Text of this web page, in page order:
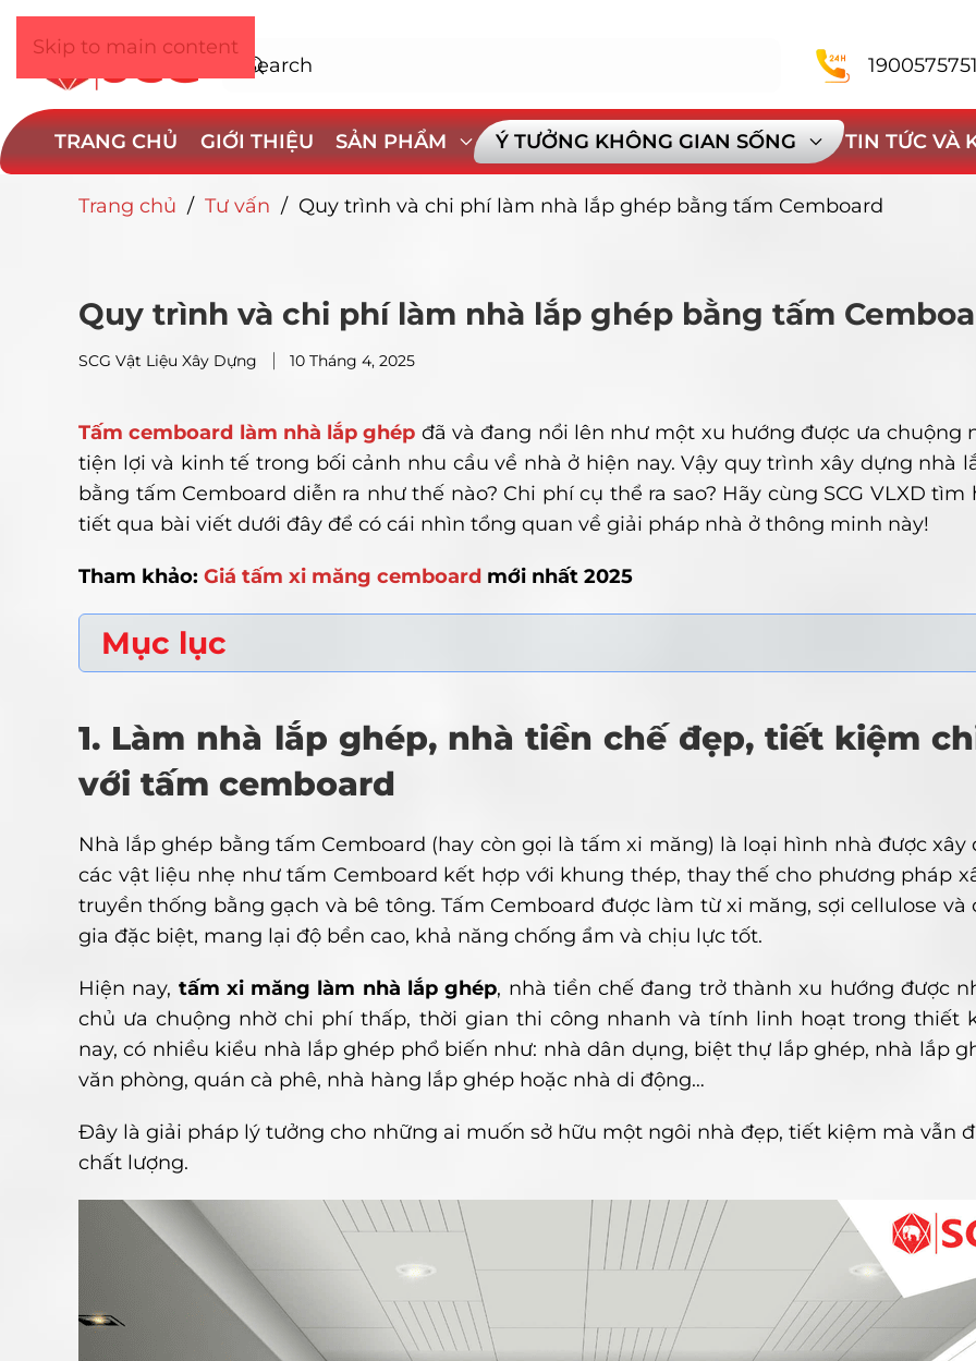
Skip to main content
TRANG CHỦ GIỚI THIỆU SẢN PHẨM Ý TƯỞNG KHÔNG GIAN SỐNG TIN TỨC VÀ
Trang chủ / Tư vấn / Quy trình và chi phí làm nhà lắp ghép bằng tấm Cemboard
Quy trình và chi phí làm nhà lắp ghép bằng tấm
SCG Vật Liệu Xây Dựng 10 Tháng 4, 2025
Tấm cemboard làm nhà lắp ghép đã và đang nổi lên như một xu hướng được ưa chuộng
tiện lợi và kinh tế trong bối cảnh nhu cầu về nhà ở hiện nay. Vậy quy trình xây dựng nhà
bằng tấm Cemboard diễn ra như thế nào? Chi phí cụ thể ra sao? Hãy cùng SCG VLXD tìm
tiết qua bài viết dưới đây để có cái nhìn tổng quan về giải pháp nhà ở thông minh này!
Tham khảo: Giá tấm xi măng cemboard mới nhất 2025
Mục lục
1. Làm nhà lắp ghép, nhà tiền chế đẹp, tiết kiệm
với tấm cemboard
Nhà lắp ghép bằng tấm Cemboard (hay còn gọi là tấm xi măng) là loại hình nhà được xây
các vật liệu nhẹ như tấm Cemboard kết hợp với khung thép, thay thế cho phương pháp
truyền thống bằng gạch và bê tông. Tấm Cemboard được làm từ xi măng, sợi cellulose và
gia đặc biệt, mang lại độ bền cao, khả năng chống ẩm và chịu lực tốt.
Hiện nay, tấm xi măng làm nhà lắp ghép, nhà tiền chế đang trở thành xu hướng được
chủ ưa chuộng nhờ chi phí thấp, thời gian thi công nhanh và tính linh hoạt trong thiết
nay, có nhiều kiểu nhà lắp ghép phổ biến như: nhà dân dụng, biệt thự lắp ghép, nhà lắp
văn phòng, quán cà phê, nhà hàng lắp ghép hoặc nhà di động…
Đây là giải pháp lý tưởng cho những ai muốn sở hữu một ngôi nhà đẹp, tiết kiệm mà vẫn
chất lượng.